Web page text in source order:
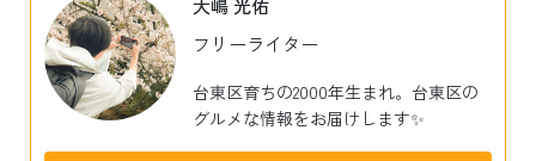
大嶋 光佑
フリーライター
台東区育ちの2000年生まれ。台東区の
グルメな情報をお届けします✨